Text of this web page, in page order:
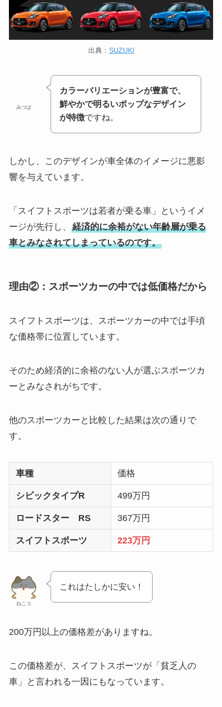
出典： SUZUKI
みつば
カラーバリエーションが豊富で、
鮮やかで明るいポップなデザイン
が特徴ですね。
しかし、このデザインが車全体のイメージに悪影
響を与えています。
「スイフトスポーツは若者が乗る車」というイメ
ージが先行し、 経済的に余裕がない年齢層が乗る
車とみなされてしまっているのです。
理由②：スポーツカーの中では低価格だから
スイフトスポーツは、スポーツカーの中では手頃
な価格帯に位置しています。
そのため経済的に余裕のない人が選ぶスポーツカ
ーとみなされがちです。
他のスポーツカーと比較した結果は次の通りで
す。
車種 価格
シビックタイプR 499万円
ロードスター RS 367万円
スイフトスポーツ 223万円
ねこコ
これはたしかに安い！
200万円以上の価格差がありますね。
この価格差が、スイフトスポーツが「貧乏人の
車」と言われる一因にもなっています。